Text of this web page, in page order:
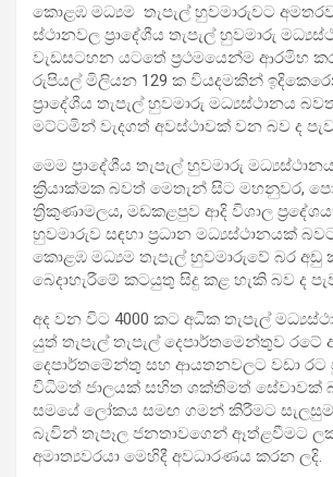
කොළඹ මධ්‍යම තැපැල් හුවමාරුවට අමතරව
ස්ථානවල ප්‍රාදේශීය තැපැල් හුවමාරු
වැඩසටහන යටතේ ප්‍රථමයෙන්ම ආරමිභ
රුපියල් මිලියන 129 ක වියදමකින්
ප්‍රාදේශීය තැපැල් හුවමාරු මධ්‍යස්ථානය
මට්ටමින් වැදගත් අවස්ථාවක් වන බව ද
මෙම ප්‍රාදේශීය තැපැල් හුවමාරු මධ්‍යස්ථානය
ක්‍රියාක්මක බවත් මෙතැන් සිට මහනුවර,
ත්‍රිකුණාමලය, මඩකළපුව ආදි විශාල
හුවමාරුව සඳහා ප්‍රධාන මධ්‍යස්ථානයක්
කොළඹ මධ්‍යම තැපැල් හුවමාරුවේ බර අඩු
බෙදාහැරීමේ කටයුතු සිදු කළ හැකි බව ද
අද වන විට 4000 කට අධික තැපැල්
යුත් තැපැල් තැපැල් දෙපාර්තමෙන්තුව
දෙපාර්තමේන්තු සහ ආයතනවලට වඩා රට
විධිමත් ජාලයක් සහිත ශක්තිමත් සේවාවක්
සමයේ ලෝකය සමඟ ගමන් කිරීමට
බැවින් තැපෑල ජනතාවගෙන් ඈත්ළවීමට
අමාත්‍යවරයා මෙහිදී අවධාරණය කරන ලදි.